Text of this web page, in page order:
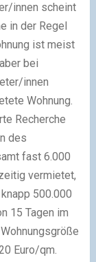
innen scheint
in der Regel
ist meist
bei
innen
Wohnung.
Recherche
des
fast 6.000
vermietet,
500.000
15 Tagen im
Euro/qm.